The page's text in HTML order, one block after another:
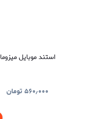
استند موبایل میزوما
۵۶۰٫۰۰۰تومان